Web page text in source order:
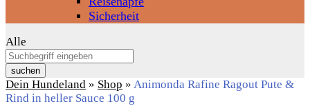
Sicherheit
Alle
suchen
Dein Hundeland » Shop » Animonda Rafine Ragout Pute &
Rind in heller Sauce 100 g